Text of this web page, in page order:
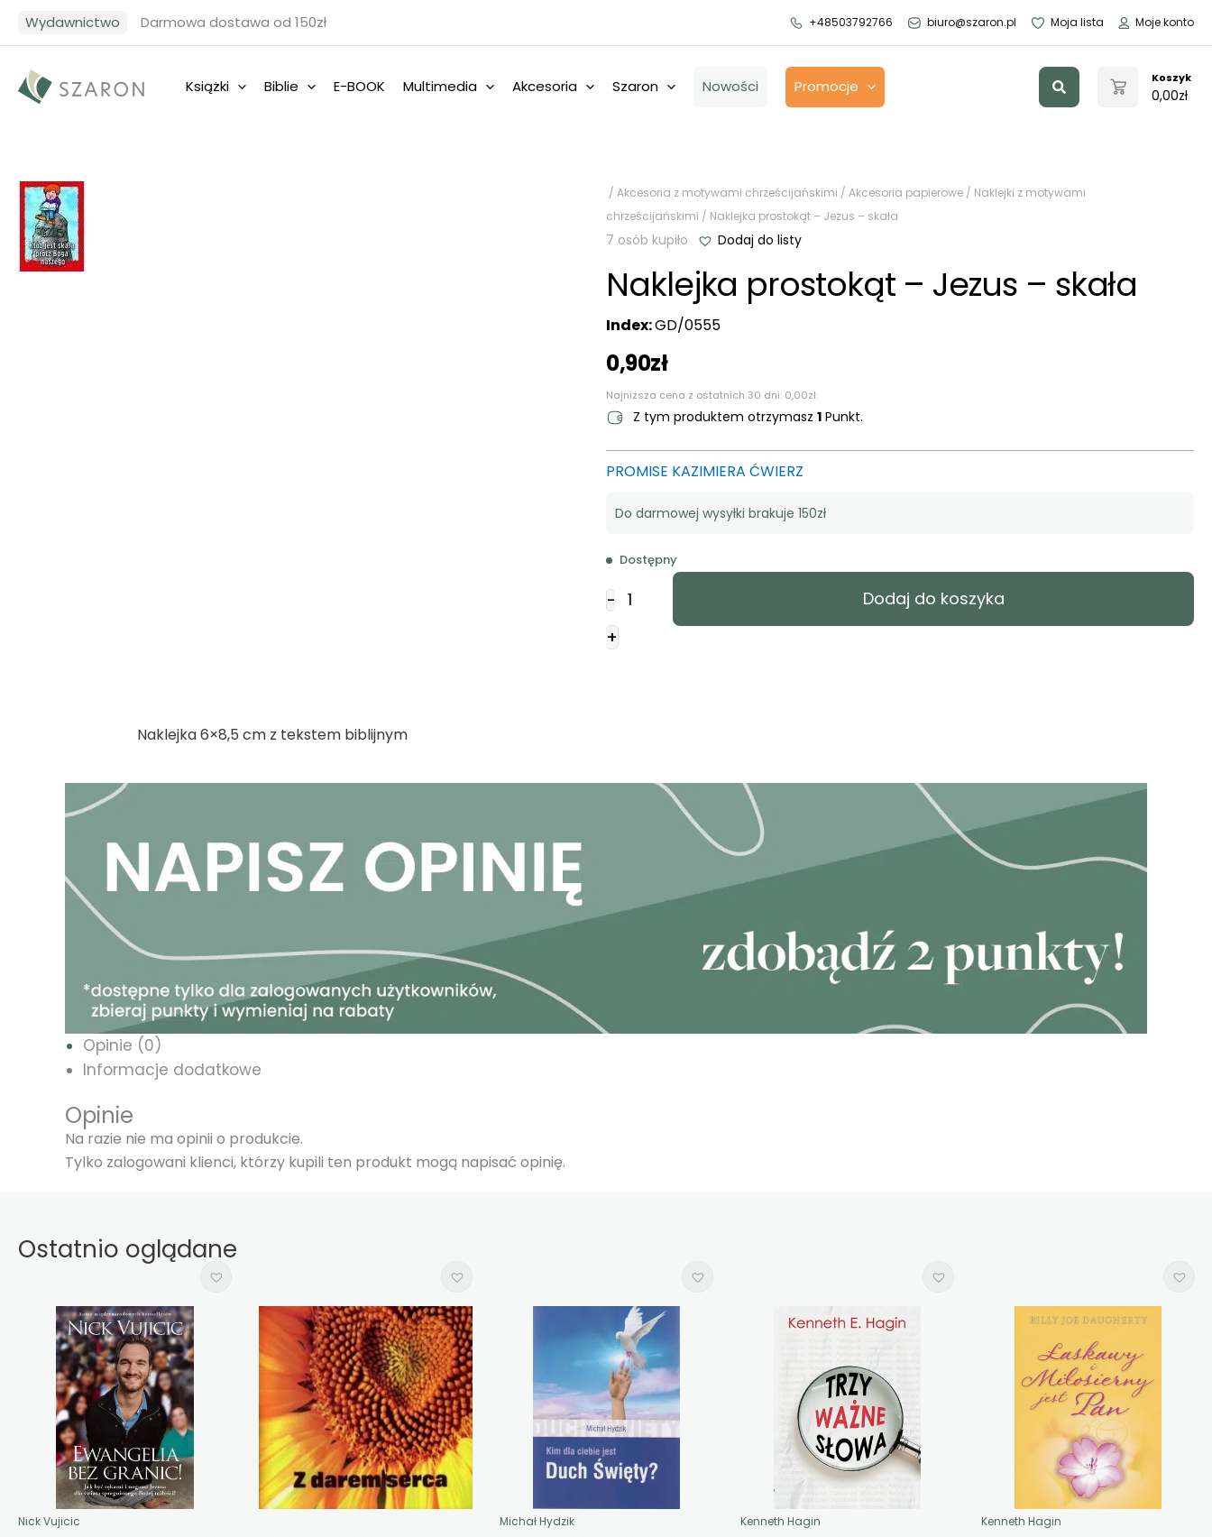
Wydawnictwo Darmowa dostawa od 150zł +48503792766 biuro@szaron.pl Moja lista Moje konto
Książki Biblie E-BOOK Multimedia Akcesoria Szaron Nowości Promocje Szukaj Koszyk
0,00zł
/ Akcesoria z motywami chrześcijańskimi / Akcesoria papierowe / Naklejki z motywami
chrześcijańskimi / Naklejka prostokąt – Jezus – skała
7 osób kupiło Dodaj do listy
Naklejka prostokąt – Jezus – skała
Index:GD/0555
0,90zł
Najniższa cena z ostatnich 30 dni: 0,00zł.
Z tym produktem otrzymasz 1 Punkt.
PROMISE KAZIMIERA ĆWIERZ
Do darmowej wysyłki brakuje 150zł
Dostępny
- Naklejka
prostokąt
-
+
Dodaj do koszyka
Naklejka 6×8,5 cm z tekstem biblijnym
Opinie (0)
Informacje dodatkowe
Opinie
Na razie nie ma opinii o produkcie.
Tylko zalogowani klienci, którzy kupili ten produkt mogą napisać opinię.
Ostatnio oglądane
Nick Vujicic Michał Hydzik Kenneth Hagin Kenneth Hagin